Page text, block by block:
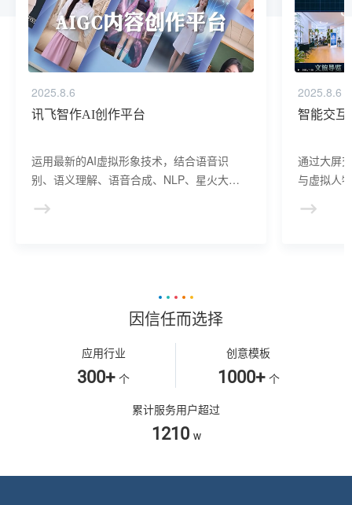
2025.8.6
讯飞智作AI创作平台
运用最新的AI虚拟形象技术，结合语音识
别、语义理解、语音合成、NLP、星火大模
建、AI驱动、多模态交互的多场景虚拟人产
2025.8.6
智能交互
通过大屏
与虚拟人
景，可广
因信任而选择
应用行业
300+ 个
创意模板
1000+ 个
累计服务用户超过
1210 w